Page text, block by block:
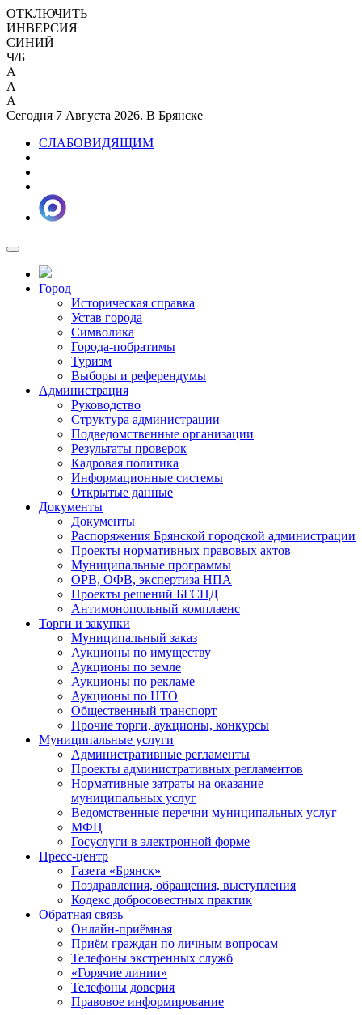
ОТКЛЮЧИТЬ
ИНВЕРСИЯ
СИНИЙ
Ч/Б
A
A
A
Сегодня 7 Августа 2026. В Брянске
СЛАБОВИДЯЩИМ
Город
Историческая справка
Устав города
Символика
Города-побратимы
Туризм
Выборы и референдумы
Администрация
Руководство
Структура администрации
Подведомственные организации
Результаты проверок
Кадровая политика
Информационные системы
Открытые данные
Документы
Документы
Распоряжения Брянской городской администрации
Проекты нормативных правовых актов
Муниципальные программы
ОРВ, ОФВ, экспертиза НПА
Проекты решений БГСНД
Антимонопольный комплаенс
Торги и закупки
Муниципальный заказ
Аукционы по имуществу
Аукционы по земле
Аукционы по рекламе
Аукционы по НТО
Общественный транспорт
Прочие торги, аукционы, конкурсы
Муниципальные услуги
Административные регламенты
Проекты административных регламентов
Нормативные затраты на оказание
муниципальных услуг
Ведомственные перечни муниципальных услуг
МФЦ
Госуслуги в электронной форме
Пресс-центр
Газета «Брянск»
Поздравления, обращения, выступления
Кодекс добросовестных практик
Обратная связь
Онлайн-приёмная
Приём граждан по личным вопросам
Телефоны экстренных служб
«Горячие линии»
Телефоны доверия
Правовое информирование